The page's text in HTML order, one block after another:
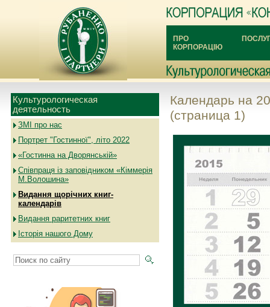
ПРО
КОРПОРАЦІЮ
Культурологическая
деятельность
ЗМІ про нас
Портрет "Гостинної", літо 2022
«Гостинна на Дворянській»
Співпраця із заповідником «Кіммерія
М.Волошина»
Видання щорічних книг-
календарів
Видання раритетних книг
Історія нашого Дому
Календарь на
(страница 1)